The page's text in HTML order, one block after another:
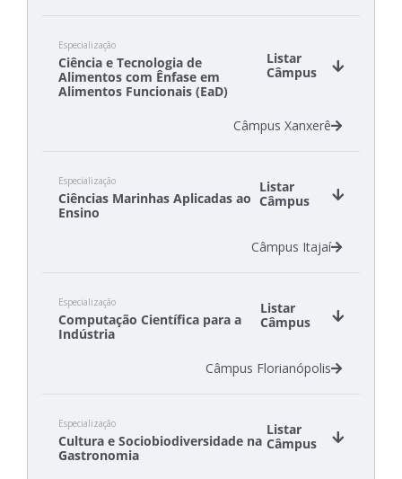
Especialização
Ciência e Tecnologia de
Alimentos com Ênfase em
Alimentos Funcionais (EaD)
Listar
Câmpus
Câmpus Xanxerê
Especialização
Ciências Marinhas Aplicadas ao
Ensino
Listar
Câmpus
Câmpus Itajaí
Especialização
Computação Científica para a
Indústria
Listar
Câmpus
Câmpus Florianópolis
Especialização
Cultura e Sociobiodiversidade na
Gastronomia
Listar
Câmpus